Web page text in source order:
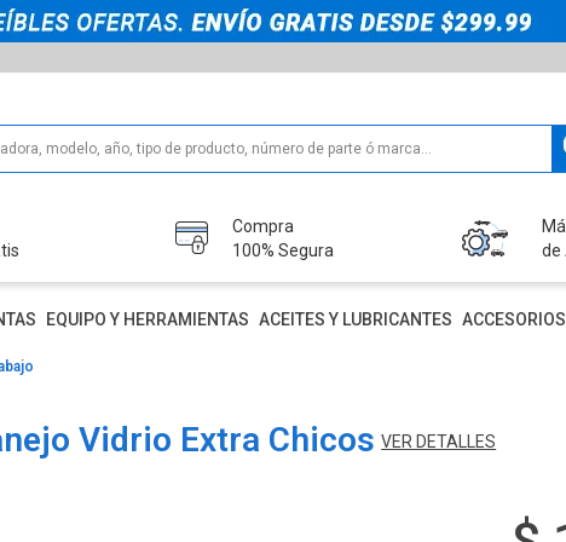
Compra
100% Segura
de
EQUIPO Y HERRAMIENTAS ACEITES Y LUBRICANTES ACCESORIOS
Vidrio Extra Chicos VER DETALLES